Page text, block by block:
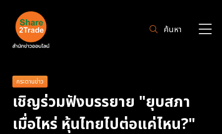
ค้นหา
กระดานข่าว
เชิญร่วมฟังบรรยาย "ยุบสภา
เมื่อไหร่ หุ้นไทยไปต่อแค่ไหน?"